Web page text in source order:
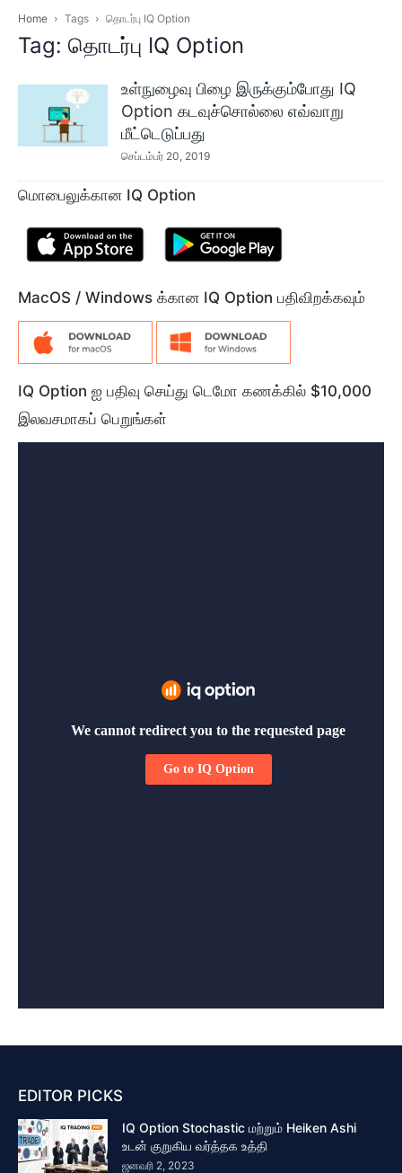
Home Tags தொடர்பு IQ Option
Tag: தொடர்பு IQ Option
உள்நுழைவு பிழை இருக்கும்போது IQ
Option கடவுச்சொல்லை எவ்வாறு
மீட்டெடுப்பது
செப்டம்பர் 20, 2019
மொபைலுக்கான IQ Option
MacOS / Windows க்கான IQ Option பதிவிறக்கவும்
IQ Option ஐ பதிவு செய்து டெமோ கணக்கில் $10,000
இலவசமாகப் பெறுங்கள்
EDITOR PICKS
IQ Option Stochastic மற்றும் Heiken Ashi
உடன் குறுகிய வர்த்தக உத்தி
ஜனவரி 2, 2023